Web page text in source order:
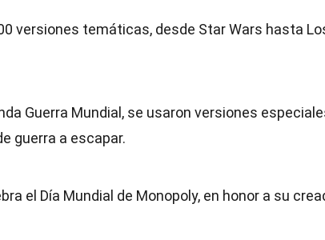
versiones temáticas, desde Star Wars hasta
Guerra Mundial, se usaron versiones
guerra a escapar.
el Día Mundial de Monopoly, en honor a su